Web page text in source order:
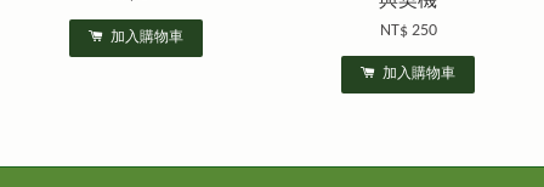
加入購物車 NT$ 250
加入購物車